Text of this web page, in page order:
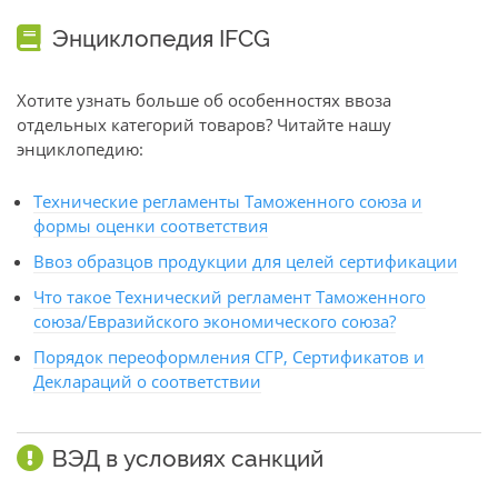
Энциклопедия IFCG
Хотите узнать больше об особенностях ввоза
отдельных категорий товаров? Читайте нашу
энциклопедию:
Технические регламенты Таможенного союза и
формы оценки соответствия
Ввоз образцов продукции для целей сертификации
Что такое Технический регламент Таможенного
союза/Евразийского экономического союза?
Порядок переоформления СГР, Сертификатов и
Деклараций о соответствии
ВЭД в условиях санкций